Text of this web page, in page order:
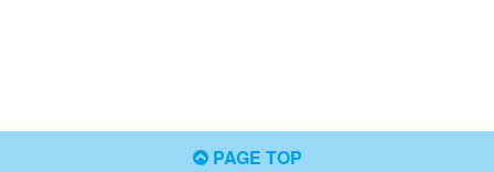
PAGE TOP